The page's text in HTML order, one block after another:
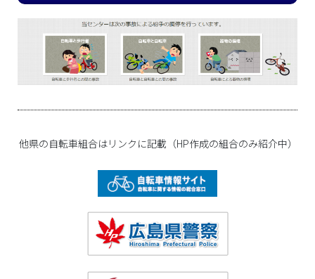
他県の自転車組合はリンクに記載（HP作成の組合のみ紹介中）